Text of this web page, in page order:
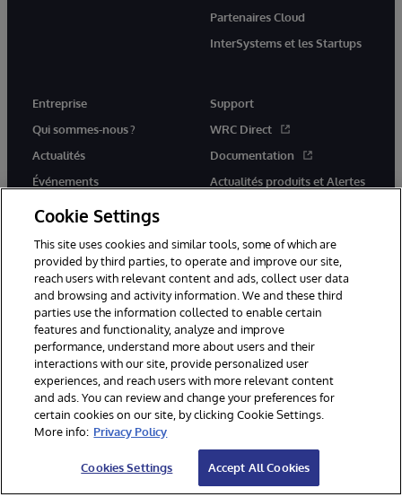
Partenaires Cloud
InterSystems et les Startups
Entreprise
Qui sommes-nous ?
Actualités
Événements
Rejoignez-nous
Support
WRC Direct
Documentation
Actualités produits et Alertes
© 1996-2026 InterSystems Corporation, Cambridge, MA. Tous droits
réservés.
Mentions légales
Déclaration de confidentialité d'InterSystems Corporation
Garantie
Accessibilité
Cookie Settings
This site uses cookies and similar tools, some of which are
provided by third parties, to operate and improve our site,
reach users with relevant content and ads, collect user data
and browsing and activity information. We and these third
parties use the information collected to enable certain
features and functionality, analyze and improve
performance, understand more about users and their
interactions with our site, provide personalized user
experiences, and reach users with more relevant content
and ads. You can review and change your preferences for
certain cookies on our site, by clicking Cookie Settings.
More info: Privacy Policy
Cookies Settings Accept All Cookies